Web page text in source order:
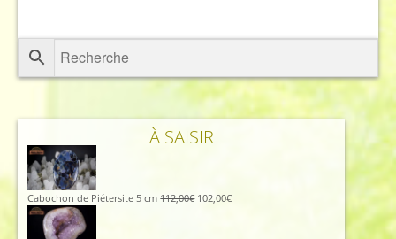
À SAISIR
Cabochon de Piétersite 5 cm 112,00€ Le
102,00€Le